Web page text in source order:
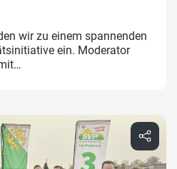
wir zu einem spannenden
ein. Moderator